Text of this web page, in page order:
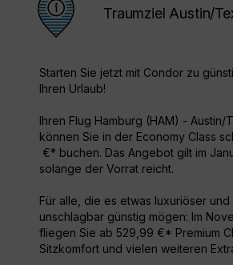
Traumziel Austin/
Starten Sie jetzt mit Condor zu
Ihren Urlaub!
Ihren Flug Hamburg (HAM) - Austin/
können Sie in der Economy Class
€* buchen. Das Angebot gilt im
solange der Vorrat reicht.
Für alle, die es etwas luxuriöser
unschlagbar günstig mögen: Im
fliegen Sie ab 529,99 €* Premium
Sitzkomfort und vielen weiteren